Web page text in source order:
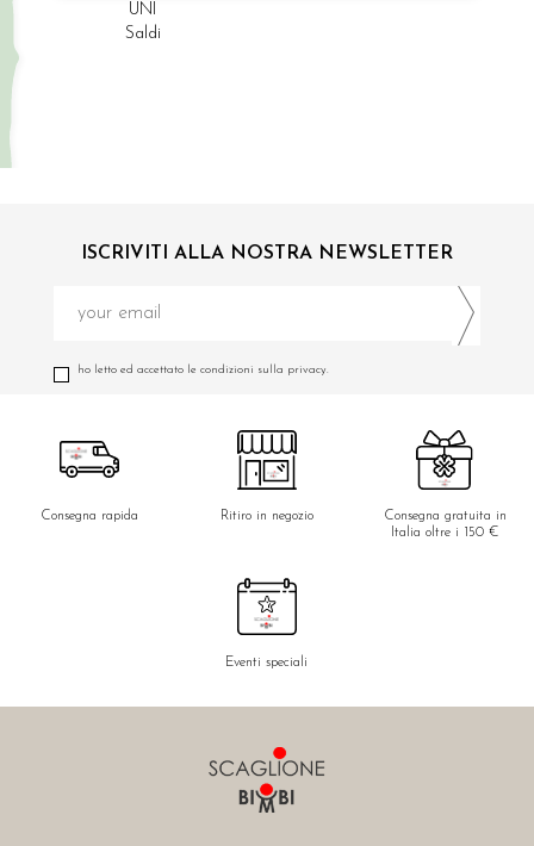
UNI
Saldi
ISCRIVITI ALLA NOSTRA NEWSLETTER
ho letto ed accettato le condizioni sulla privacy.
Consegna rapida Ritiro in negozio
Consegna gratuita in
Italia oltre i 150 €
Eventi speciali